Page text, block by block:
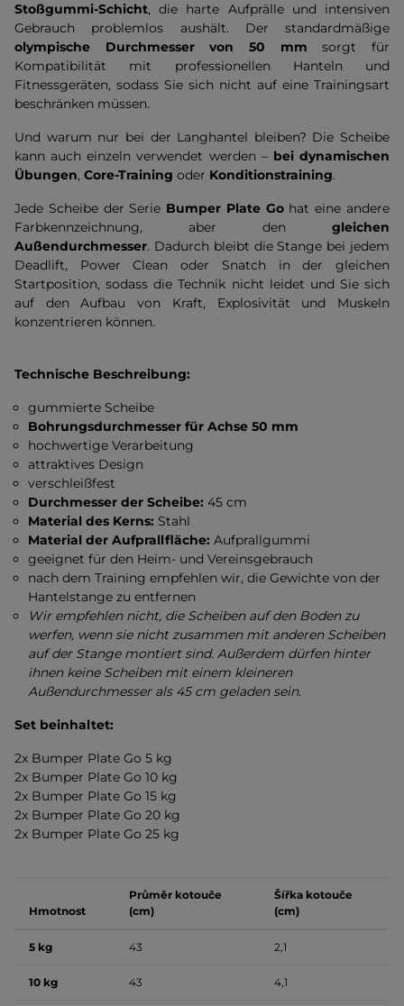
Stoßgummi-Schicht, die harte Aufprälle und intensiven
Gebrauch problemlos aushält. Der standardmäßige
olympische Durchmesser von 50 mm sorgt für
Kompatibilität mit professionellen Hanteln und
Fitnessgeräten, sodass Sie sich nicht auf eine Trainingsart
beschränken müssen.
Und warum nur bei der Langhantel bleiben? Die Scheibe
kann auch einzeln verwendet werden – bei dynamischen
Übungen, Core-Training oder Konditionstraining.
Jede Scheibe der Serie Bumper Plate Gohat eine andere
Farbkennzeichnung, aber den gleichen
Außendurchmesser. Dadurch bleibt die Stange bei jedem
Deadlift, Power Clean oder Snatch in der gleichen
Startposition, sodass die Technik nicht leidet und Sie sich
auf den Aufbau von Kraft, Explosivität und Muskeln
konzentrieren können.
Technische Beschreibung:
gummierte Scheibe
Bohrungsdurchmesser für Achse 50 mm
hochwertige Verarbeitung
attraktives Design
verschleißfest
Durchmesser der Scheibe:45 cm
Material des Kerns: Stahl
Material der Aufprallfläche: Aufprallgummi
geeignet für den Heim- und Vereinsgebrauch
nach dem Training empfehlen wir, die Gewichte von der
Hantelstange zu entfernen
Wir empfehlen nicht, die Scheiben auf den Boden zu
werfen, wenn sie nicht zusammen mit anderen Scheiben
auf der Stange montiert sind. Außerdem dürfen hinter
ihnen keine Scheiben mit einem kleineren
Außendurchmesser als 45 cm geladen sein.
Set beinhaltet:
2x Bumper Plate Go 5 kg
2x Bumper Plate Go 10 kg
2x Bumper Plate Go 15 kg
2x Bumper Plate Go 20 kg
2x Bumper Plate Go 25 kg
Hmotnost
Průměr kotouče
(cm)
Šířka kotouče
(cm)
5 kg 43 2,1
10 kg 43 4,1